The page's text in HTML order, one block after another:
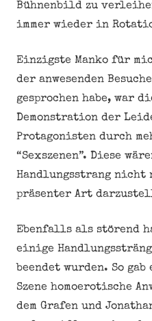
Bühnenbild zu
immer wieder in
Einzigste Manko für
der anwesenden
gesprochen habe, war
Demonstration der
Protagonisten durch
“Sexszenen”. Diese
Handlungsstrang nicht
präsenter Art
Ebenfalls als störend
einige
beendet wurden. So
Szene homoerotische
dem Grafen und